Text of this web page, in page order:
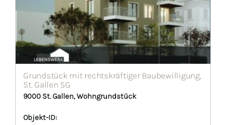
Grundstück mit rechtskräftiger Baubewilligung,
St. Gallen SG
9000 St. Gallen, Wohngrundstück
Objekt-ID: